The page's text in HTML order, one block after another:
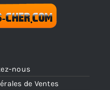
nous
de Ventes